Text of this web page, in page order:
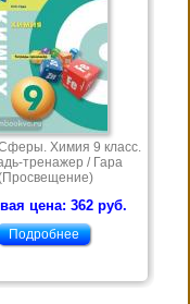
Химия 9 класс.
тренажер / Гара
цена: 362 руб.
Подробнее